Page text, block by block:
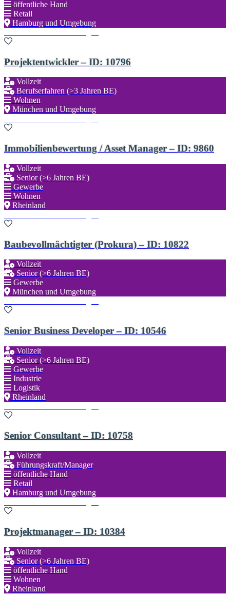
öffentliche Hand
Retail
Hamburg und Umgebung
Projektentwickler – ID: 10796
Vollzeit
Berufserfahren (>3 Jahren BE)
Wohnen
München und Umgebung
Immobilienbewertung / Asset Manager – ID: 9860
Vollzeit
Senior (>6 Jahren BE)
Gewerbe
Wohnen
Rheinland
Baubevollmächtigter (Prokura) – ID: 10822
Vollzeit
Senior (>6 Jahren BE)
Gewerbe
München und Umgebung
Senior Business Developer – ID: 10546
Vollzeit
Senior (>6 Jahren BE)
Gewerbe
Industrie
Logistik
Rheinland
Senior Consultant – ID: 10758
Vollzeit
Führungskraft/Manager
öffentliche Hand
Retail
Hamburg und Umgebung
Projektmanager – ID: 10384
Vollzeit
Senior (>6 Jahren BE)
öffentliche Hand
Wohnen
Rheinland